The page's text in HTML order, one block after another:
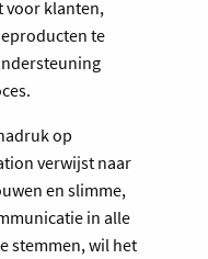
voor klanten,
te
op
verwijst naar
en slimme,
in alle
stemmen, wil het